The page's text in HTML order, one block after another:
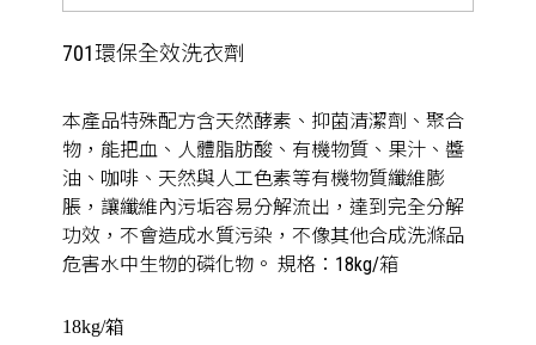
701環保全效洗衣劑
本產品特殊配方含天然酵素、抑菌清潔劑、聚合
物，能把血、人體脂肪酸、有機物質、果汁、醬
油、咖啡、天然與人工色素等有機物質纖維膨
脹，讓纖維內污垢容易分解流出，達到完全分解
功效，不會造成水質污染，不像其他合成洗滌品
危害水中生物的磷化物。 規格：18kg/箱
18kg/箱